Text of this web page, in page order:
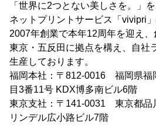
「世界に2つとない美しさを。」
ネットプリントサービス「vivipri
2007年創業で本年12周年を迎え
東京・五反田に拠点を構え、自社
生産しております。
福岡本社：〒812-0016 福岡県福
目3番11号 KDX博多南ビル6階
東京支社：〒141-0031 東京都品
リンデル広小路ビル7階